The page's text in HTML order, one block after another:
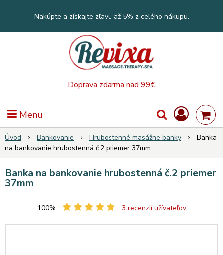
Doprava zdarma nad 99€
Nakúpte a získajte zľavu až 5% z celého nákupu.
Menu
Úvod Bankovanie Hrubostenné masážne banky
Banka
na bankovanie hrubostenná č.2 priemer 37mm
Banka na bankovanie hrubostenná č.2 priemer
37mm
100% 3 recenzií užívateľov